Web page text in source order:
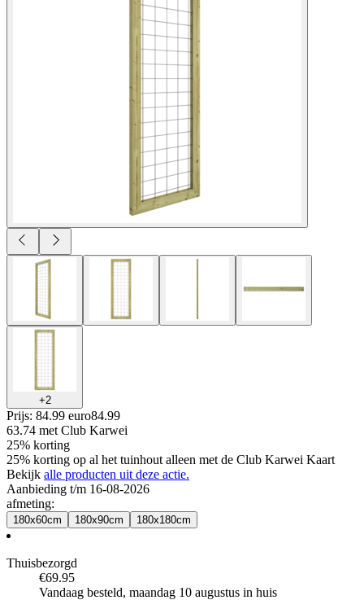
+2
Prijs: 84.99 euro84.99
63.74 met Club Karwei
25% korting
25% korting op al het tuinhout alleen met de Club Karwei Kaart
Bekijk alle producten uit deze actie.
Aanbieding t/m 16-08-2026
afmeting:
180x60cm 180x90cm 180x180cm
Thuisbezorgd
€69.95
Vandaag besteld, maandag 10 augustus in huis